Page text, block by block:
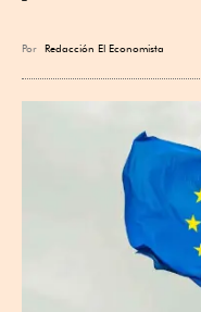
Por Redacción El Economista